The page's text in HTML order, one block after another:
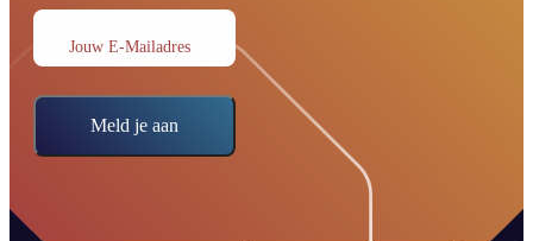
Jouw E-Mailadres
Meld je aan